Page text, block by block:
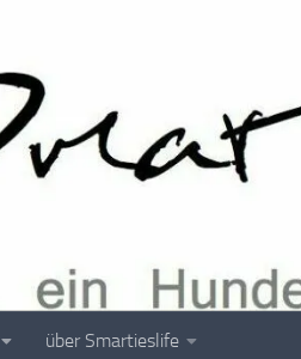
über Smartieslife